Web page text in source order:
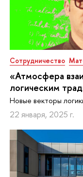
Сотрудничество
«Атмосфера
логическим
Новые векторы
22 января, 2025 г.